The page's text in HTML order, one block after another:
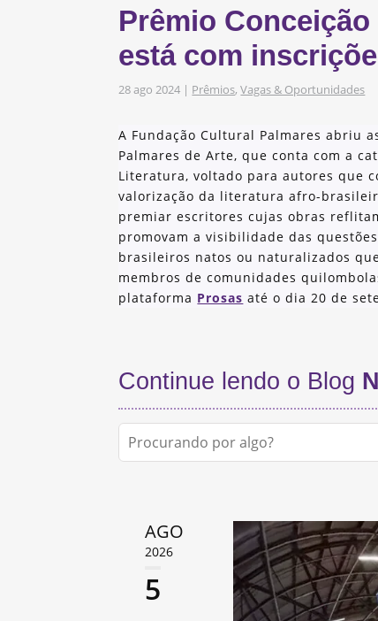
Prêmio
está com
28 ago 2024 | Prêmios,Vagas & Oportunidades
A Fundação Cultural Palmares abriu
Palmares de Arte, que conta com a
Literatura, voltado para autores que
valorização da literatura afro-
premiar escritores cujas obras
promovam a visibilidade das
brasileiros natos ou naturalizados
membros de comunidades
plataforma Prosas até o dia 20 de
Continue lendo o Blog
AGO
2026
5